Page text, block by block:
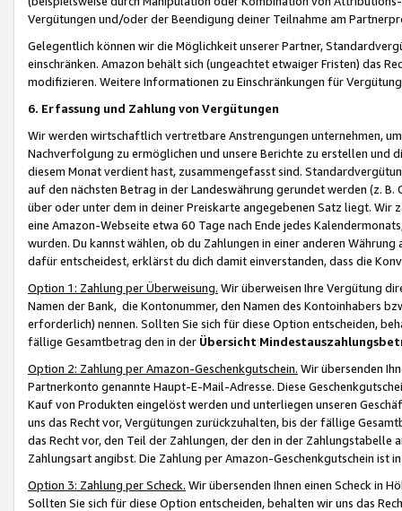
Vergütungen und/oder der Beendigung deiner Teilnahme am
Gelegentlich können wir die Möglichkeit unserer Partner,
einschränken. Amazon behält sich (ungeachtet etwaiger Fristen) das
modifizieren. Weitere Informationen zu Einschränkungen für
6. Erfassung und Zahlung von Vergütungen
Wir werden wirtschaftlich vertretbare Anstrengungen unternehmen,
Nachverfolgung zu ermöglichen und unsere Berichte zu erstellen und
diesem Monat verdient hast, zusammengefasst sind.
auf den nächsten Betrag in der Landeswährung gerundet werden (z.
über oder unter dem in deiner Preiskarte angegebenen Satz liegt.
eine Amazon-Webseite etwa 60 Tage nach Ende jedes
wurden. Du kannst wählen, ob du Zahlungen in einer anderen
dafür entscheidest, erklärst du dich damit einverstanden, dass die
Option 1: Zahlung per Überweisung. Wir überweisen Ihre Vergütung
Namen der Bank, die Kontonummer, den Namen des Kontoinhabers
erforderlich) nennen. Sollten Sie sich für diese Option entscheiden,
fällige Gesamtbetrag den in der Übersicht
Option 2: Zahlung per Amazon-Geschenkgutschein. Wir übersenden
Partnerkonto genannte Haupt-E-Mail-Adresse. Diese
Kauf von Produkten eingelöst werden und unterliegen unseren
uns das Recht vor, Vergütungen zurückzuhalten, bis der fällige
das Recht vor, den Teil der Zahlungen, der den in der
Zahlungsart angibst. Die Zahlung per Amazon-Geschenkgutschein ist
Option 3: Zahlung per Scheck. Wir übersenden Ihnen einen Scheck in
Sollten Sie sich für diese Option entscheiden, behalten wir uns das